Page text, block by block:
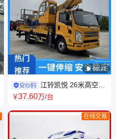
 00:27
江铃凯悦 26米高空作
业车 高强度铝合金吊篮 适用路
￥37.60万/台
在线交易